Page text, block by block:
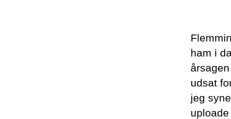
ham i
udsat
jeg